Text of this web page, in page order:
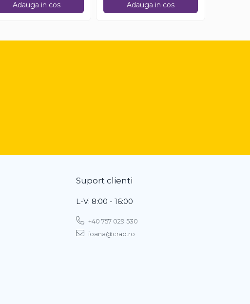
Adauga in cos Adauga in cos
Suport clienti
L-V: 8:00 - 16:00
+40 757 029 530
ioana@crad.ro